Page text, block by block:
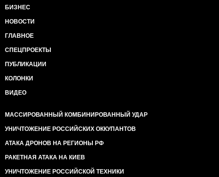
БИЗНЕС
НОВОСТИ
ГЛАВНОЕ
СПЕЦПРОЕКТЫ
ПУБЛИКАЦИИ
КОЛОНКИ
ВИДЕО
МАССИРОВАННЫЙ КОМБИНИРОВАННЫЙ УДАР
УНИЧТОЖЕНИЕ РОССИЙСКИХ ОККУПАНТОВ
АТАКА ДРОНОВ НА РЕГИОНЫ РФ
РАКЕТНАЯ АТАКА НА КИЕВ
УНИЧТОЖЕНИЕ РОССИЙСКОЙ ТЕХНИКИ